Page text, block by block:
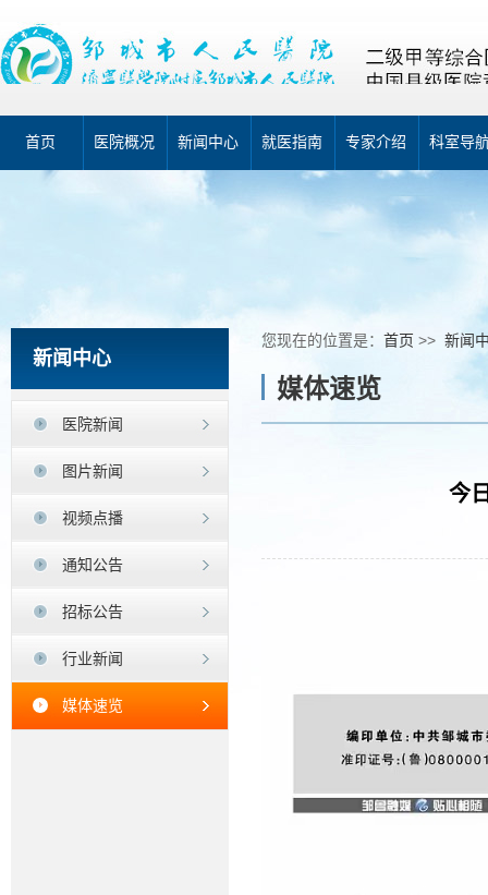
首页 医院概况 新闻中心 就医指南 专家介绍 科室导
新闻中心
医院新闻
图片新闻
视频点播
通知公告
招标公告
行业新闻
媒体速览
您现在的位置是： 首页 >> 新闻
媒体速览
今